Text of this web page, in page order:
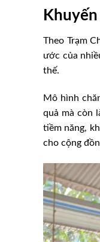
Theo Trạm
ước của
thế.
Mô hình
quả mà còn
tiềm năng,
cho cộng